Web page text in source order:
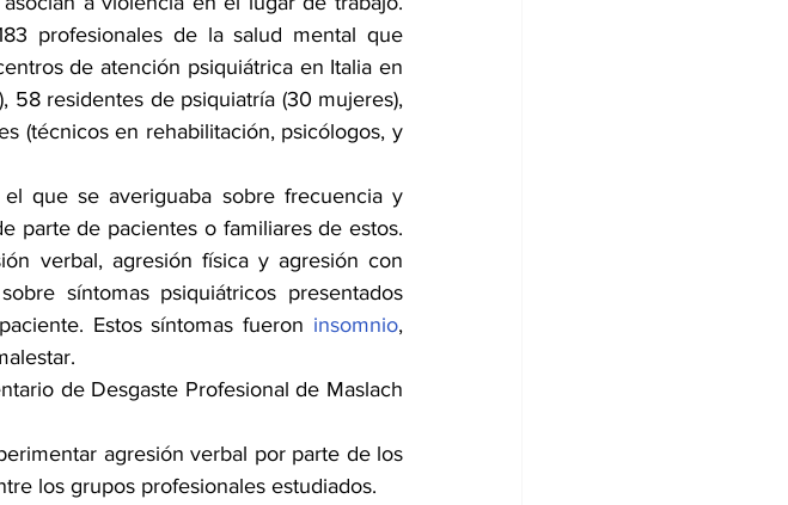
profesionales de la salud mental que
de atención psiquiátrica en Italia en
58 residentes de psiquiatría (30 mujeres),
(técnicos en rehabilitación, psicólogos, y
que se averiguaba sobre frecuencia y
parte de pacientes o familiares de estos.
verbal, agresión física y agresión con
síntomas psiquiátricos presentados
Estos síntomas fueron insomnio
de Desgaste Profesional de Maslach
agresión verbal por parte de los
los grupos profesionales estudiados.